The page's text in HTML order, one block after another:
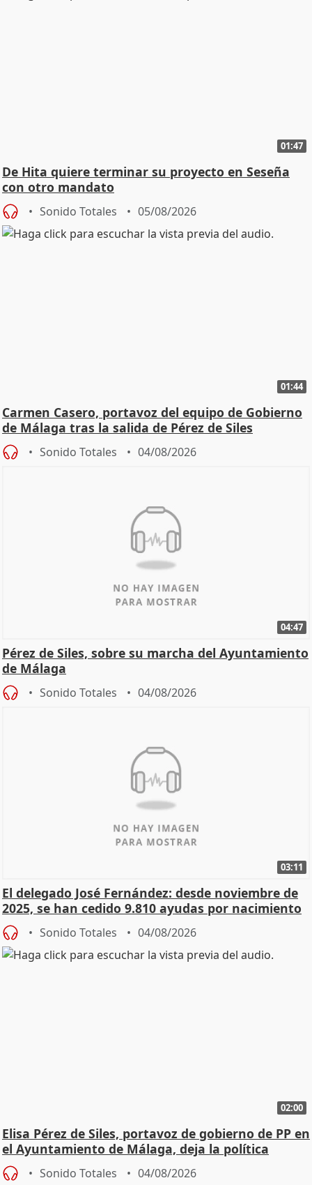
01:47
De Hita quiere terminar su proyecto en Seseña
con otro mandato
Sonido Totales 05/08/2026
01:44
Carmen Casero, portavoz del equipo de Gobierno
de Málaga tras la salida de Pérez de Siles
Sonido Totales 04/08/2026
04:47
Pérez de Siles, sobre su marcha del Ayuntamiento
de Málaga
Sonido Totales 04/08/2026
03:11
El delegado José Fernández: desde noviembre de
2025, se han cedido 9.810 ayudas por nacimiento
Sonido Totales 04/08/2026
02:00
Elisa Pérez de Siles, portavoz de gobierno de PP en
el Ayuntamiento de Málaga, deja la política
Sonido Totales 04/08/2026